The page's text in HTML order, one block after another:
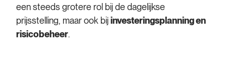
een steeds grotere rol bij de dagelijkse
prijsstelling, maar ook bijinvesteringsplanning en
risicobeheer.